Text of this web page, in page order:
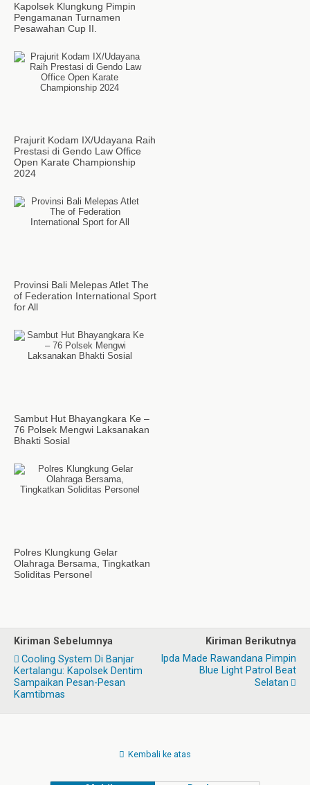
Kapolsek Klungkung Pimpin
Pengamanan Turnamen
Pesawahan Cup II.
Prajurit Kodam IX/Udayana Raih
Prestasi di Gendo Law Office
Open Karate Championship
2024
Provinsi Bali Melepas Atlet The
of Federation International Sport
for All
Sambut Hut Bhayangkara Ke –
76 Polsek Mengwi Laksanakan
Bhakti Sosial
Polres Klungkung Gelar
Olahraga Bersama, Tingkatkan
Soliditas Personel
Kiriman Sebelumnya
Cooling System Di Banjar
Kertalangu: Kapolsek Dentim
Sampaikan Pesan-Pesan
Kamtibmas
Kiriman Berikutnya
Ipda Made Rawandana Pimpin
Blue Light Patrol Beat
Selatan
Kembali ke atas